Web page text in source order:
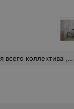
себя как дома